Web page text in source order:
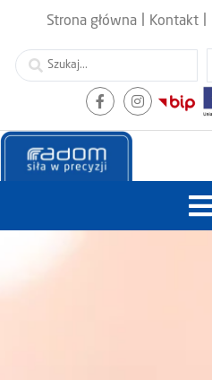
Strona główna Kontakt